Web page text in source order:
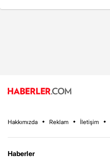
Hakkımızda Reklam İletişim
Haberler